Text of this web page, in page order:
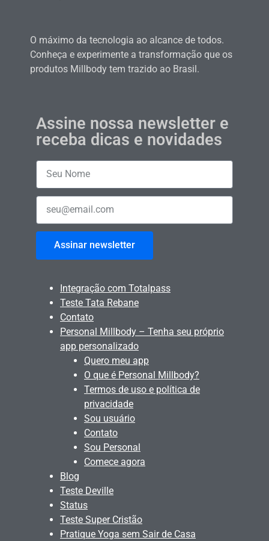
O máximo da tecnologia ao alcance de todos.
Conheça e experimente a transformação que os
produtos Millbody tem trazido ao Brasil.
Assine nossa newsletter e
receba dicas e novidades
Assinar newsletter
Integração com Totalpass
Teste Tata Rebane
Contato
Personal Millbody – Tenha seu próprio
app personalizado
Quero meu app
O que é Personal Millbody?
Termos de uso e política de
privacidade
Sou usuário
Contato
Sou Personal
Comece agora
Blog
Teste Deville
Status
Teste Super Cristão
Pratique Yoga sem Sair de Casa